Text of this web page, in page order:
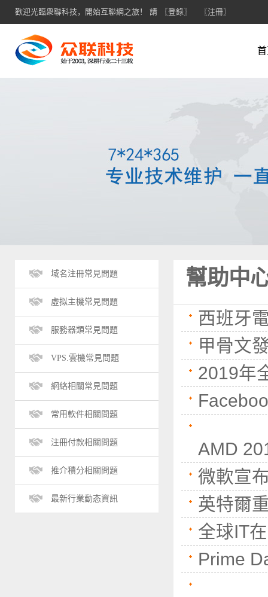
歡迎光臨衆聯科技，開始互聯網之旅！ 請 〖登錄〗 〖注冊〗
域名注冊常見問題
虛拟主機常見問題
服務器類常見問題
VPS.雲機常見問題
網絡相關常見問題
常用軟件相關問題
注冊付款相關問題
推介積分相關問題
最新行業動态資訊
幫助中
西班牙
甲骨文
2019年
AMD
微軟宣
英特爾
全球IT
Prime